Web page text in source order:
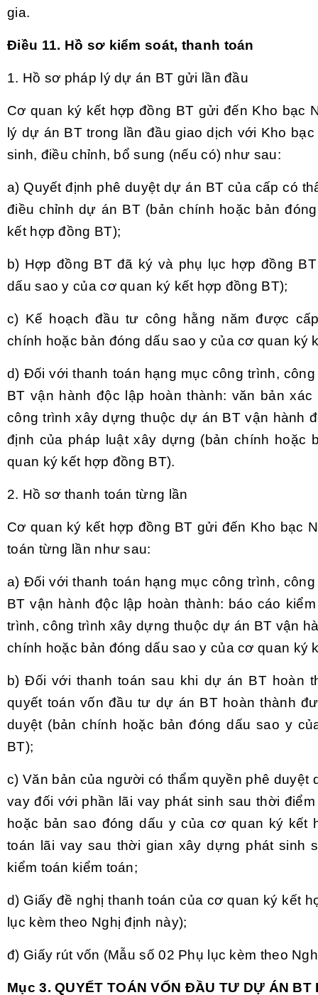
gia.
Điều 11. Hồ sơ kiểm soát, thanh toán
1. Hồ sơ pháp lý dự án BT gửi lần đầu
Cơ quan ký kết hợp đồng BT gửi đến Kho bạc
lý dự án BT trong lần đầu giao dịch với Kho
sinh, điều chỉnh, bổ sung (nếu có) như sau:
a) Quyết định phê duyệt dự án BT của cấp có
điều chỉnh dự án BT (bản chính hoặc bản
kết hợp đồng BT);
b) Hợp đồng BT đã ký và phụ lục hợp đồng
dấu sao y của cơ quan ký kết hợp đồng BT);
c) Kế hoạch đầu tư công hằng năm được
chính hoặc bản đóng dấu sao y của cơ quan ký
d) Đối với thanh toán hạng mục công trình,
BT vận hành độc lập hoàn thành: văn bản
công trình xây dựng thuộc dự án BT vận hành
định của pháp luật xây dựng (bản chính hoặc
quan ký kết hợp đồng BT).
2. Hồ sơ thanh toán từng lần
Cơ quan ký kết hợp đồng BT gửi đến Kho bạc
toán từng lần như sau:
a) Đối với thanh toán hạng mục công trình,
BT vận hành độc lập hoàn thành: báo cáo
trình, công trình xây dựng thuộc dự án BT vận
chính hoặc bản đóng dấu sao y của cơ quan ký
b) Đối với thanh toán sau khi dự án BT hoàn
quyết toán vốn đầu tư dự án BT hoàn thành
duyệt (bản chính hoặc bản đóng dấu sao y
BT);
c) Văn bản của người có thẩm quyền phê duyệt
vay đối với phần lãi vay phát sinh sau thời
hoặc bản sao đóng dấu y của cơ quan ký kết
toán lãi vay sau thời gian xây dựng phát sinh
kiểm toán kiểm toán;
d) Giấy đề nghị thanh toán của cơ quan ký kết
lục kèm theo Nghị định này);
đ) Giấy rút vốn (Mẫu số 02 Phụ lục kèm theo
Mục 3. QUYẾT TOÁN VỐN ĐẦU TƯ DỰ ÁN BT